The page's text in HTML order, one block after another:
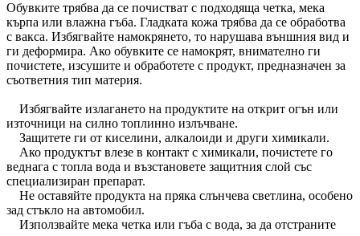
Обувките трябва да се почистват с подходяща четка, мека
кърпа или влажна гъба. Гладката кожа трябва да се обработва
с вакса. Избягвайте намокрянето, то нарушава външния вид и
ги деформира. Ако обувките се намокрят, внимателно ги
почистете, изсушите и обработете с продукт, предназначен за
съответния тип материя.
Избягвайте излагането на продуктите на открит огън или
източници на силно топлинно излъчване.
Защитете ги от киселини, алкалоиди и други химикали.
Ако продуктът влезе в контакт с химикали, почистете го
веднага с топла вода и възстановете защитния слой със
специализиран препарат.
Не оставяйте продукта на пряка слънчева светлина, особено
зад стъкло на автомобил.
Използвайте мека четка или гъба с вода, за да отстраните